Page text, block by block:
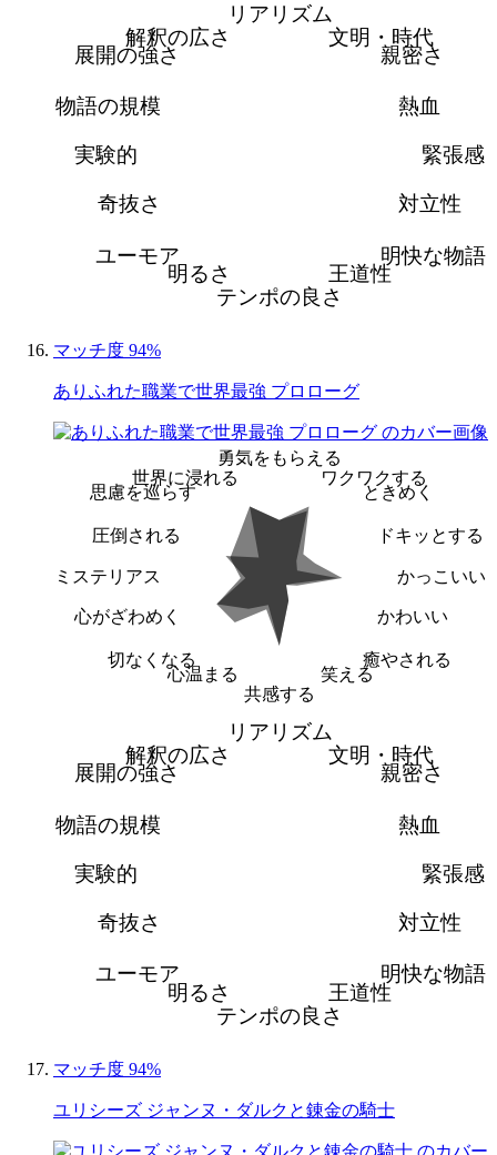
リアリズム
文明・時代
親密さ
熱血
緊張感
対立性
明快な物語
王道性
テンポの良さ
明るさ
ユーモア
奇抜さ
実験的
物語の規模
展開の強さ
解釈の広さ
マッチ度 94%
ありふれた職業で世界最強 プロローグ
勇気をもらえる
ワクワクする
ときめく
ドキッとする
かっこいい
かわいい
癒やされる
笑える
共感する
心温まる
切なくなる
心がざわめく
ミステリアス
圧倒される
思慮を巡らす
世界に浸れる
リアリズム
文明・時代
親密さ
熱血
緊張感
対立性
明快な物語
王道性
テンポの良さ
明るさ
ユーモア
奇抜さ
実験的
物語の規模
展開の強さ
解釈の広さ
マッチ度 94%
ユリシーズ ジャンヌ・ダルクと錬金の騎士